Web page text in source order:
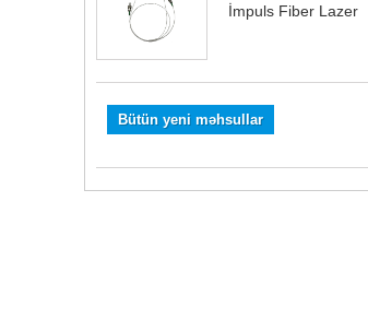
İmpuls Fiber Lazer
Bütün yeni məhsullar